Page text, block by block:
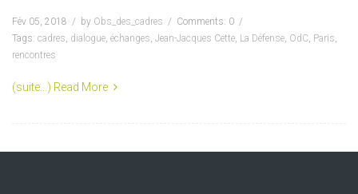
Fév 05, 2018 by Obs_des_cadres
Comments: 0
Tags: cadres, dialogue, échanges, Jean-Jacques Cette, La Défense, OdC, Paris,
rencontres
(suite…) Read More